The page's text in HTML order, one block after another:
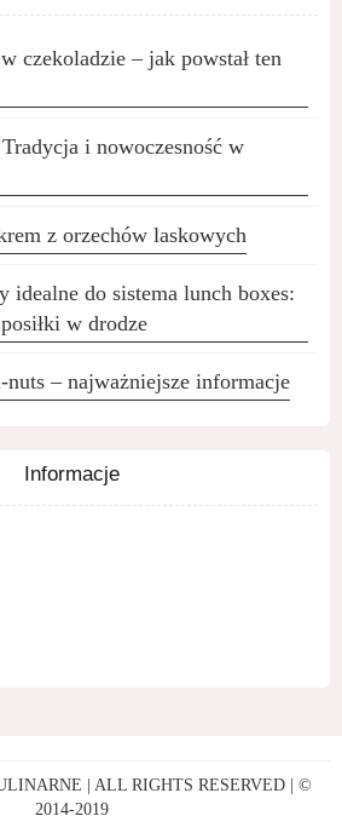
czekoladzie – jak powstał ten
i nowoczesność w
z orzechów laskowych
idealne do sistema lunch boxes:
w drodze
– najważniejsze informacje
Informacje
| ALL RIGHTS RESERVED | ©
2014-2019